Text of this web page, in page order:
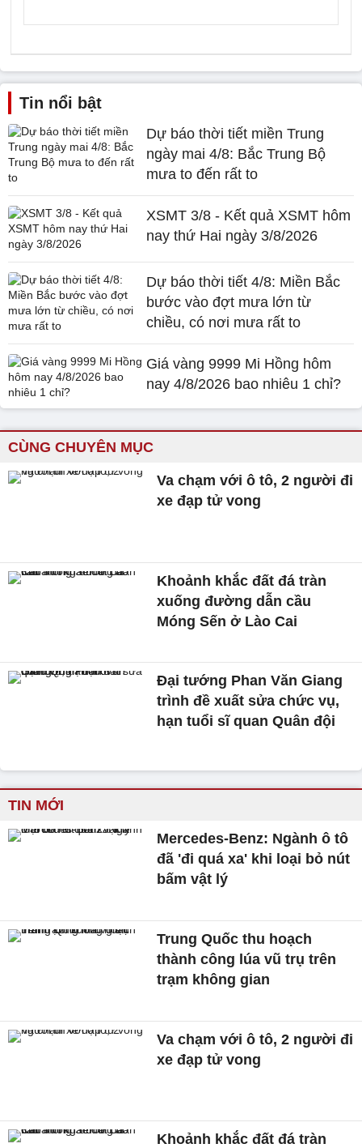
Tin nổi bật
Dự báo thời tiết miền Trung
ngày mai 4/8: Bắc Trung Bộ
mưa to đến rất to
XSMT 3/8 - Kết quả XSMT hôm
nay thứ Hai ngày 3/8/2026
Dự báo thời tiết 4/8: Miền Bắc
bước vào đợt mưa lớn từ
chiều, có nơi mưa rất to
Giá vàng 9999 Mi Hồng hôm
nay 4/8/2026 bao nhiêu 1 chỉ?
CÙNG CHUYÊN MỤC
Va chạm với ô tô, 2 người đi
xe đạp tử vong
Khoảnh khắc đất đá tràn
xuống đường dẫn cầu
Móng Sến ở Lào Cai
Đại tướng Phan Văn Giang
trình đề xuất sửa chức vụ,
hạn tuổi sĩ quan Quân đội
TIN MỚI
Mercedes-Benz: Ngành ô tô
đã 'đi quá xa' khi loại bỏ nút
bấm vật lý
Trung Quốc thu hoạch
thành công lúa vũ trụ trên
trạm không gian
Va chạm với ô tô, 2 người đi
xe đạp tử vong
Khoảnh khắc đất đá tràn